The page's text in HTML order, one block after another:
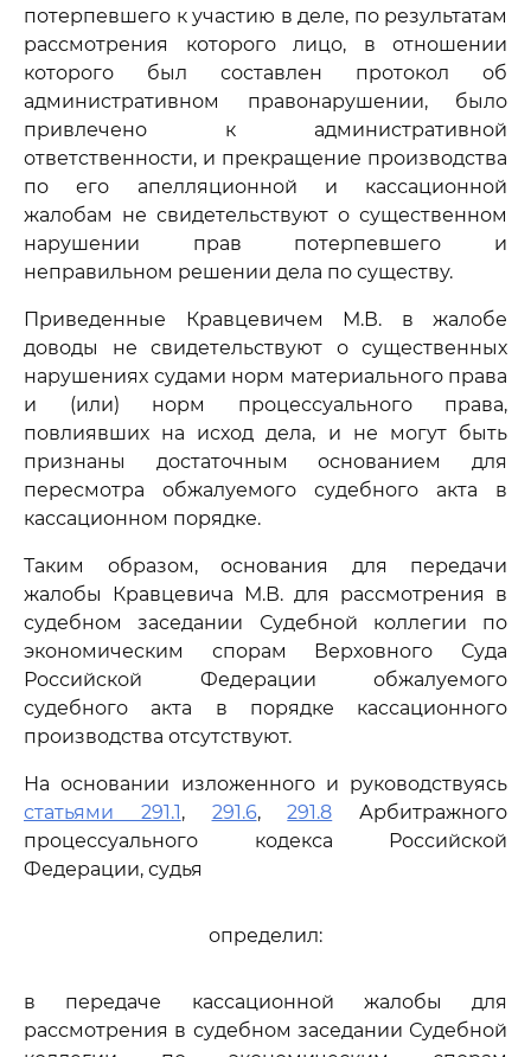
потерпевшего к участию в деле, по результатам
рассмотрения которого лицо, в отношении
которого был составлен протокол об
административном правонарушении, было
привлечено к административной
ответственности, и прекращение производства
по его апелляционной и кассационной
жалобам не свидетельствуют о существенном
нарушении прав потерпевшего и
неправильном решении дела по существу.
Приведенные Кравцевичем М.В. в жалобе
доводы не свидетельствуют о существенных
нарушениях судами норм материального права
и (или) норм процессуального права,
повлиявших на исход дела, и не могут быть
признаны достаточным основанием для
пересмотра обжалуемого судебного акта в
кассационном порядке.
Таким образом, основания для передачи
жалобы Кравцевича М.В. для рассмотрения в
судебном заседании Судебной коллегии по
экономическим спорам Верховного Суда
Российской Федерации обжалуемого
судебного акта в порядке кассационного
производства отсутствуют.
На основании изложенного и руководствуясь
статьями 291.1, 291.6,291.8 Арбитражного
процессуального кодекса Российской
Федерации, судья
определил:
в передаче кассационной жалобы для
рассмотрения в судебном заседании Судебной